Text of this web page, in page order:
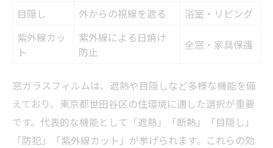
目隠し
外からの視線を遮る
浴室・リビング
紫外線カッ
ト
紫外線による日焼け
防止
全窓・家具保護
窓ガラスフィルムは、遮熱や目隠しなど多様な機能を備
えており、東京都世田谷区の住環境に適した選択が重要
です。代表的な機能として「遮熱」「断熱」「目隠し」
「防犯」「紫外線カット」が挙げられます。これらの効